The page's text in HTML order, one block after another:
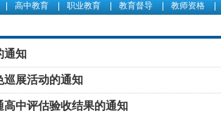
高中教育 职业教育 教育督导 教师资格
通知
巡展活动的通知
高中评估验收结果的通知